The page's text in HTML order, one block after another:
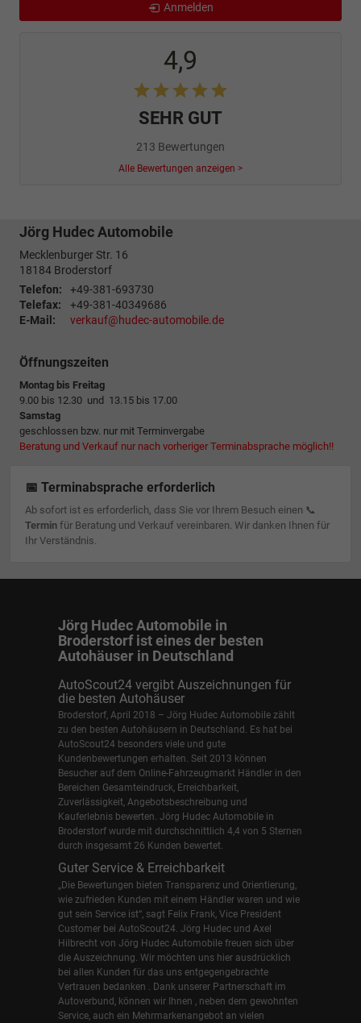
Anmelden
4,9
SEHR GUT
213 Bewertungen
Alle Bewertungen anzeigen >
Jörg Hudec Automobile
Mecklenburger Str. 16
18184 Broderstorf
Telefon:
+49-381-693730
Telefax:
+49-381-40349686
E-Mail:
verkauf@hudec-automobile.de
Öffnungszeiten
Montag bis Freitag
9.00 bis 12.30 und 13.15 bis 17.00
Samstag
geschlossen bzw. nur mit Terminvergabe
Beratung und Verkauf nur nach vorheriger Terminabsprache möglich!!
📅 Terminabsprache erforderlich
Ab sofort ist es erforderlich, dass Sie vor Ihrem Besuch einen 📞
Terminfür Beratung und Verkauf vereinbaren. Wir danken Ihnen für
Ihr Verständnis.
Jörg Hudec Automobile in
Broderstorf ist eines der besten
Autohäuser in Deutschland
AutoScout24 vergibt Auszeichnungen für
die besten Autohäuser
Broderstorf, April 2018 – Jörg Hudec Automobile zählt
zu den besten Autohäusern in Deutschland. Es hat bei
AutoScout24 besonders viele und gute
Kundenbewertungen erhalten. Seit 2013 können
Besucher auf dem Online-Fahrzeugmarkt Händler in den
Bereichen Gesamteindruck, Erreichbarkeit,
Zuverlässigkeit, Angebotsbeschreibung und
Kauferlebnis bewerten. Jörg Hudec Automobile in
Broderstorf wurde mit durchschnittlich 4,4 von 5 Sternen
durch insgesamt 26 Kunden bewertet.
Guter Service & Erreichbarkeit
„Die Bewertungen bieten Transparenz und Orientierung,
wie zufrieden Kunden mit einem Händler waren und wie
gut sein Service ist“, sagt Felix Frank, Vice President
Customer bei AutoScout24. Jörg Hudec und Axel
Hilbrecht von Jörg Hudec Automobile freuen sich über
die Auszeichnung. Wir möchten uns hier ausdrücklich
bei allen Kunden für das uns entgegengebrachte
Vertrauen bedanken . Dank unserer Partnerschaft im
Autoverbund, können wir Ihnen , neben dem gewohnten
Service, auch ein Mehrmarkenangebot an vielen